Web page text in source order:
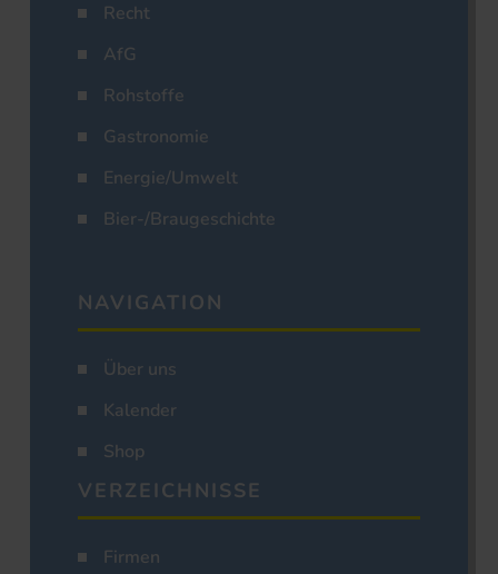
Recht
AfG
Rohstoffe
Gastronomie
Energie/Umwelt
Bier-/Braugeschichte
NAVIGATION
Über uns
Kalender
Shop
VERZEICHNISSE
Firmen